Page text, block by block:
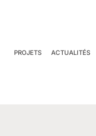
PROJETS ACTUALITÉS